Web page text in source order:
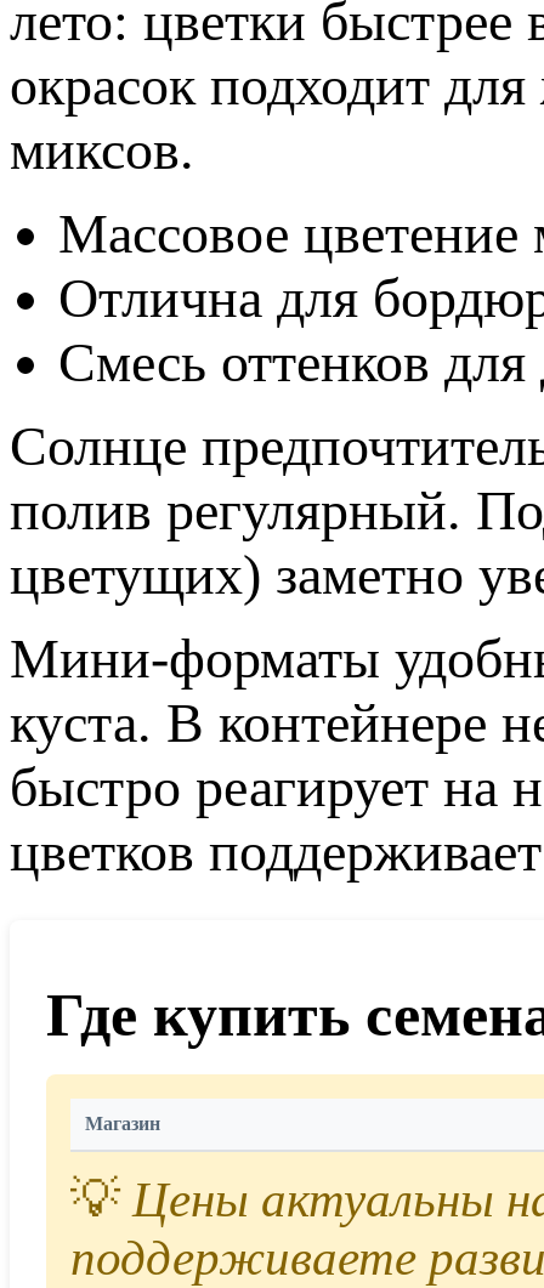
лето: цветки
окрасок подходит
миксов.
Массовое
Отлична для
Смесь оттенков
Солнце
полив регулярный.
цветущих) заметно
Мини-форматы
куста. В контейнере
быстро реагирует на
цветков
Где купить
Магазин
💡Цены актуальны
поддерживаете